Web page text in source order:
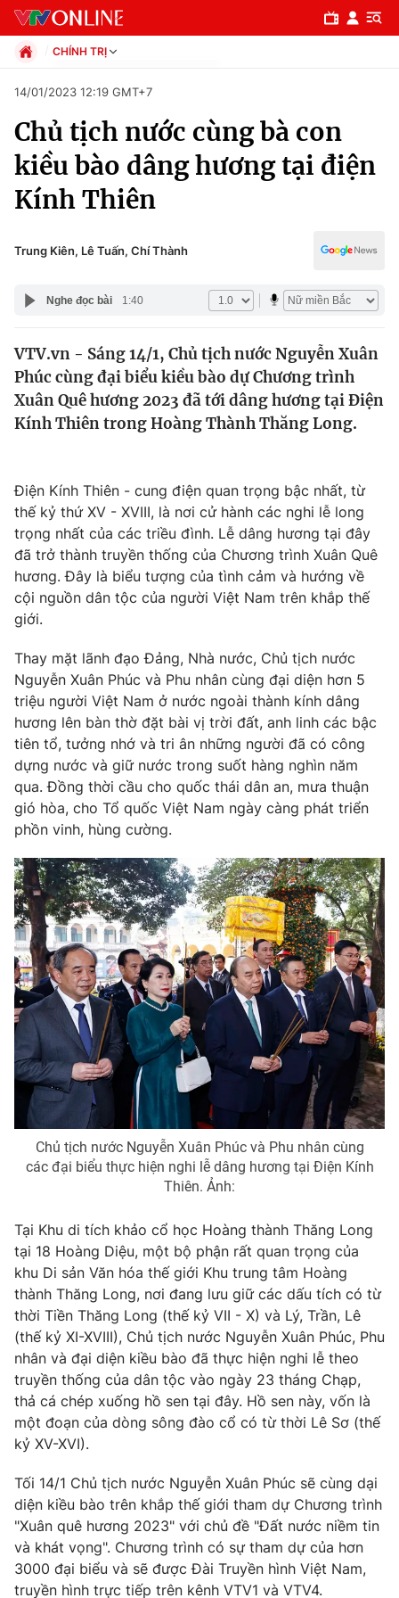
Chuyên mục
Chính trị
Thế giới
Tin tức
Câu chuyện quốc tế
Thị trường
Góc doanh nghiệp
Dữ liệu và đời sống
Truyền hình
Phim VTV
Hậu trường
Nhân vật
Khán giả
Giải sao mai
Giải trí
Điện ảnh
Âm nhạc
Sao
Du lịch
Làm đẹp
Chất lượng cuộc sống
Giáo dục
Tuyển sinh
Học trực tuyến
Công nghệ
Hitech Công nghệ tương lai
Sản phẩm
Thị trường
Tư vấn
Giao lưu trực tuyến
Chuyên mục khác
Emagazine Podcast
Photo Infographic
Video Shorts video
VTV Money VTV Thể thao
VTV Sức khoẻ Bất động sản
VTV4 Vươn mình bằng AI
VTV9 VTV8
Liên hệ tòa soạn English
THỜI BÁO VTV
Theo dõi báo trên
Cơ quan chủ quản:Đài Truyền hình Việt Nam
CHÍNH TRỊ
Xã hội
Pháp luật
Kinh tế
Thể thao
Truyền hình
Đời sống
Giáo dục
14/01/2023 12:19 GMT+7
Chủ tịch nước cùng bà con
kiều bào dâng hương tại điện
Kính Thiên
Trung Kiên, Lê Tuấn, Chí Thành
Nghe đọc bài 1:40
VTV.vn - Sáng 14/1, Chủ tịch nước Nguyễn Xuân
Phúc cùng đại biểu kiều bào dự Chương trình
Xuân Quê hương 2023 đã tới dâng hương tại Điện
Kính Thiên trong Hoàng Thành Thăng Long.
Điện Kính Thiên - cung điện quan trọng bậc nhất, từ
thế kỷ thứ XV - XVIII, là nơi cử hành các nghi lễ long
trọng nhất của các triều đình. Lễ dâng hương tại đây
đã trở thành truyền thống của Chương trình Xuân Quê
hương. Đây là biểu tượng của tình cảm và hướng về
cội nguồn dân tộc của người Việt Nam trên khắp thế
giới.
Thay mặt lãnh đạo Đảng, Nhà nước, Chủ tịch nước
Nguyễn Xuân Phúc và Phu nhân cùng đại diện hơn 5
triệu người Việt Nam ở nước ngoài thành kính dâng
hương lên bàn thờ đặt bài vị trời đất, anh linh các bậc
tiên tổ, tưởng nhớ và tri ân những người đã có công
dựng nước và giữ nước trong suốt hàng nghìn năm
qua. Đồng thời cầu cho quốc thái dân an, mưa thuận
gió hòa, cho Tổ quốc Việt Nam ngày càng phát triển
phồn vinh, hùng cường.
Chủ tịch nước Nguyễn Xuân Phúc và Phu nhân cùng
các đại biểu thực hiện nghi lễ dâng hương tại Điện Kính
Thiên. Ảnh:
Tại Khu di tích khảo cổ học Hoàng thành Thăng Long
tại 18 Hoàng Diệu, một bộ phận rất quan trọng của
khu Di sản Văn hóa thế giới Khu trung tâm Hoàng
thành Thăng Long, nơi đang lưu giữ các dấu tích có từ
thời Tiền Thăng Long (thế kỷ VII - X) và Lý, Trần, Lê
(thế kỷ XI-XVIII), Chủ tịch nước Nguyễn Xuân Phúc, Phu
nhân và đại diện kiều bào đã thực hiện nghi lễ theo
truyền thống của dân tộc vào ngày 23 tháng Chạp,
thả cá chép xuống hồ sen tại đây. Hồ sen này, vốn là
một đoạn của dòng sông đào cổ có từ thời Lê Sơ (thế
kỷ XV-XVI).
Tối 14/1 Chủ tịch nước Nguyễn Xuân Phúc sẽ cùng dại
diện kiều bào trên khắp thế giới tham dự Chương trình
"Xuân quê hương 2023" với chủ đề "Đất nước niềm tin
và khát vọng". Chương trình có sự tham dự của hơn
3000 đại biểu và sẽ được Đài Truyền hình Việt Nam,
truyền hình trực tiếp trên kênh VTV1 và VTV4.